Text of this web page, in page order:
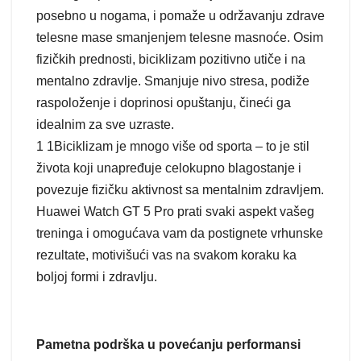
posebno u nogama, i pomaže u održavanju zdrave
telesne mase smanjenjem telesne masnoće. Osim
fizičkih prednosti, biciklizam pozitivno utiče i na
mentalno zdravlje. Smanjuje nivo stresa, podiže
raspoloženje i doprinosi opuštanju, čineći ga
idealnim za sve uzraste.
1 1Biciklizam je mnogo više od sporta – to je stil
života koji unapređuje celokupno blagostanje i
povezuje fizičku aktivnost sa mentalnim zdravljem.
Huawei Watch GT 5 Pro prati svaki aspekt vašeg
treninga i omogućava vam da postignete vrhunske
rezultate, motivišući vas na svakom koraku ka
boljoj formi i zdravlju.
Pametna podrška u povećanju performansi